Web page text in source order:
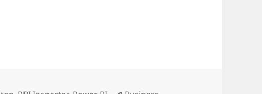
Tooltips mit dem PBI Inspector